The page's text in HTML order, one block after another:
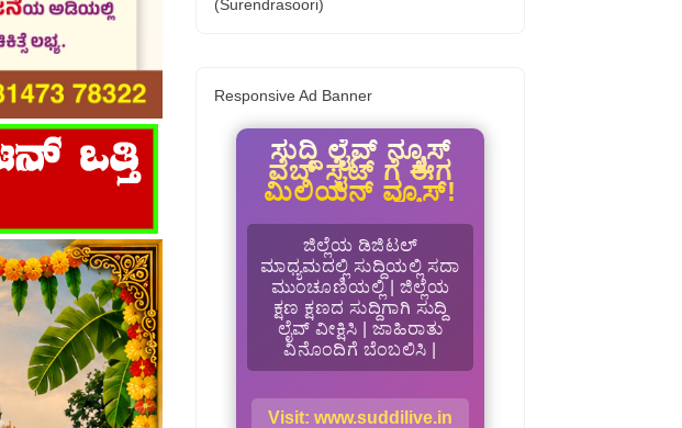
(Surendrasoori)
Responsive Ad Banner
ಸುದ್ದಿ ಲೈವ್ ನ್ಯೂಸ್
ವೆಬ್ ಸೈಟ್ ಗೆ ಈಗ
ಮಿಲಿಯನ್ ವ್ಯೂಸ್!
ಜಿಲ್ಲೆಯ ಡಿಜಿಟಲ್
ಮಾಧ್ಯಮದಲ್ಲಿ ಸುದ್ದಿಯಲ್ಲಿ ಸದಾ
ಮುಂಚೂಣಿಯಲ್ಲಿ | ಜಿಲ್ಲೆಯ
ಕ್ಷಣ ಕ್ಷಣದ ಸುದ್ದಿಗಾಗಿ ಸುದ್ದಿ
ಲೈವ್ ವೀಕ್ಷಿಸಿ | ಜಾಹಿರಾತು
ವಿನೊಂದಿಗೆ ಬೆಂಬಲಿಸಿ |
Visit: www.suddilive.in